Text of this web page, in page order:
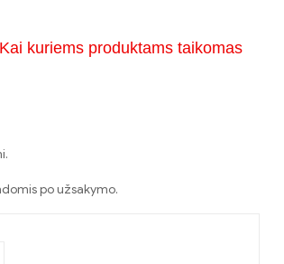
kuriems produktams taikomas
po užsakymo.